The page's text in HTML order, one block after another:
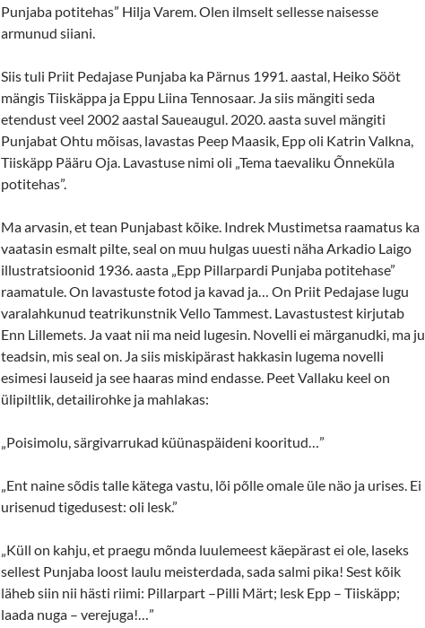
Punjaba potitehas” Hilja Varem. Olen ilmselt sellesse naisesse
armunud siiani.
Siis tuli Priit Pedajase Punjaba ka Pärnus 1991. aastal, Heiko Sööt
mängis Tiiskäppa ja Eppu Liina Tennosaar. Ja siis mängiti seda
etendust veel 2002 aastal Saueaugul. 2020. aasta suvel mängiti
Punjabat Ohtu mõisas, lavastas Peep Maasik, Epp oli Katrin Valkna,
Tiiskäpp Pääru Oja. Lavastuse nimi oli „Tema taevaliku Õnneküla
potitehas”.
Ma arvasin, et tean Punjabast kõike. Indrek Mustimetsa raamatus ka
vaatasin esmalt pilte, seal on muu hulgas uuesti näha Arkadio Laigo
illustratsioonid 1936. aasta „Epp Pillarpardi Punjaba potitehase”
raamatule. On lavastuste fotod ja kavad ja… On Priit Pedajase lugu
varalahkunud teatrikunstnik Vello Tammest. Lavastustest kirjutab
Enn Lillemets. Ja vaat nii ma neid lugesin. Novelli ei märganudki, ma ju
teadsin, mis seal on. Ja siis miskipärast hakkasin lugema novelli
esimesi lauseid ja see haaras mind endasse. Peet Vallaku keel on
ülipiltlik, detailirohke ja mahlakas:
„Poisimolu, särgivarrukad küünaspäideni kooritud…”
„Ent naine sõdis talle kätega vastu, lõi põlle omale üle näo ja urises. Ei
urisenud tigedusest: oli lesk.”
„Küll on kahju, et praegu mõnda luulemeest käepärast ei ole, laseks
sellest Punjaba loost laulu meisterdada, sada salmi pika! Sest kõik
läheb siin nii hästi riimi: Pillarpart –Pilli Märt; lesk Epp – Tiiskäpp;
laada nuga – verejuga!…”